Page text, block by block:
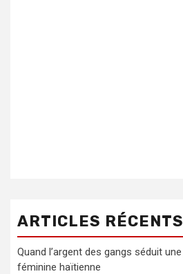
ARTICLES RÉCENTS
Quand l’argent des gangs séduit
féminine haïtienne